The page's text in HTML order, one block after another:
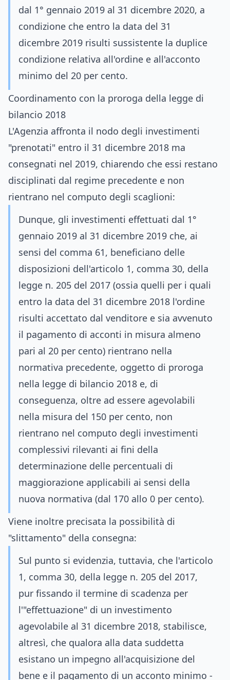
dal 1° gennaio 2019 al 31 dicembre 2020, a
condizione che entro la data del 31
dicembre 2019 risulti sussistente la duplice
condizione relativa all'ordine e all'acconto
minimo del 20 per cento.
Coordinamento con la proroga della legge di
bilancio 2018
L'Agenzia affronta il nodo degli investimenti
"prenotati" entro il 31 dicembre 2018 ma
consegnati nel 2019, chiarendo che essi restano
disciplinati dal regime precedente e non
rientrano nel computo degli scaglioni:
Dunque, gli investimenti effettuati dal 1°
gennaio 2019 al 31 dicembre 2019 che, ai
sensi del comma 61, beneficiano delle
disposizioni dell'articolo 1, comma 30, della
legge n. 205 del 2017 (ossia quelli per i quali
entro la data del 31 dicembre 2018 l'ordine
risulti accettato dal venditore e sia avvenuto
il pagamento di acconti in misura almeno
pari al 20 per cento) rientrano nella
normativa precedente, oggetto di proroga
nella legge di bilancio 2018 e, di
conseguenza, oltre ad essere agevolabili
nella misura del 150 per cento, non
rientrano nel computo degli investimenti
complessivi rilevanti ai fini della
determinazione delle percentuali di
maggiorazione applicabili ai sensi della
nuova normativa (dal 170 allo 0 per cento).
Viene inoltre precisata la possibilità di
"slittamento" della consegna:
Sul punto si evidenzia, tuttavia, che l'articolo
1, comma 30, della legge n. 205 del 2017,
pur fissando il termine di scadenza per
l'"effettuazione" di un investimento
agevolabile al 31 dicembre 2018, stabilisce,
altresì, che qualora alla data suddetta
esistano un impegno all'acquisizione del
bene e il pagamento di un acconto minimo -